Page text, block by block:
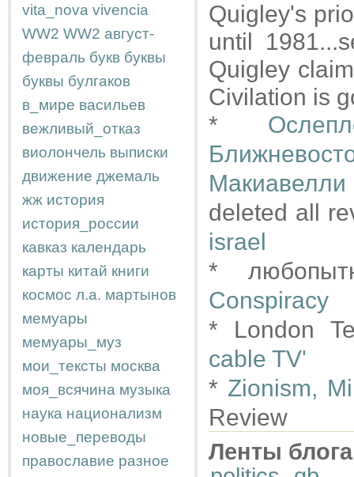
vita_nova vivencia
WW2 WW2 август-
февраль букв буквы
буквы булгаков
в_мире васильев
вежливый_отказ
виолончель выписки
движение джемаль
жж история
история_россии
кавказ календарь
карты китай книги
космос л.а. мартынов
мемуары
мемуары_муз
мои_тексты москва
моя_всячина музыка
наука национализм
новые_переводы
православие разное
Quigley's
until
Quigley
Civilation is
*
Макиавелли
deleted all
israel
*
Conspiracy
* London
cable TV'
* Zionism,
Review
Ленты